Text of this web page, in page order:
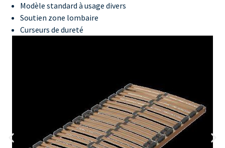
Modèle standard à usage divers
Soutien zone lombaire
Curseurs de dureté